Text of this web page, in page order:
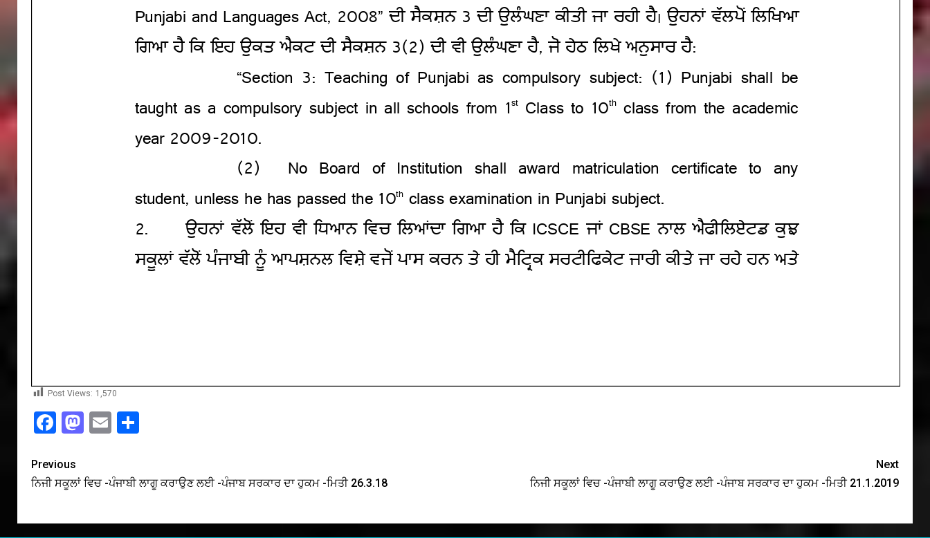
Post Views: 1,570
Facebook
Mastodon
Email
Previous
ਨਿਜੀ ਸਕੂਲਾਂ ਵਿਚ -ਪੰਜਾਬੀ ਲਾਗੂ ਕਰਾਉਣ ਲਈ -ਪੰਜਾਬ ਸਰਕਾਰ ਦਾ ਹੁਕਮ -ਮਿਤੀ 26.3.18
Next
ਨਿਜੀ ਸਕੂਲਾਂ ਵਿਚ -ਪੰਜਾਬੀ ਲਾਗੂ ਕਰਾਉਣ ਲਈ -ਪੰਜਾਬ ਸਰਕਾਰ ਦਾ ਹੁਕਮ -ਮਿਤੀ 21.1.2019